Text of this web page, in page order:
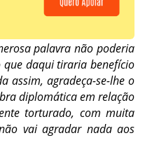
palavra não poderia
daqui tiraria benefício
assim, agradeça-se-lhe o
diplomática em relação
torturado, com muita
vai agradar nada aos